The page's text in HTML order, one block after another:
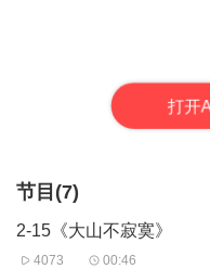
打开
节目(7)
2-15《大山不寂寞》
4073 00:46